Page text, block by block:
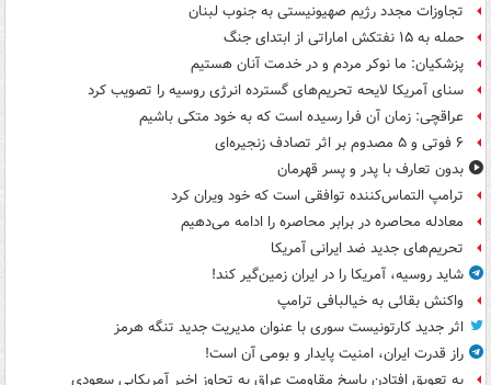
تجاوزات مجدد رژیم صهیونیستی به جنوب لبنان
حمله به ۱۵ نفتکش‌ اماراتی از ابتدای جنگ
پزشکیان: ما نوکر مردم و در خدمت آنان هستیم
سنای آمریکا لایحه تحریم‌های گسترده انرژی روسیه را تصویب کرد
عراقچی: زمان آن فرا رسیده است که به خود متکی باشیم
۶ فوتی و ۵ مصدوم بر اثر تصادف زنجیره‌ای
بدون تعارف با پدر و پسر قهرمان
ترامپ التماس‌کننده توافقی است که خود ویران کرد
معادله محاصره در برابر محاصره را ادامه می‌دهیم
تحریم‌های جدید ضد ایرانی آمریکا
شاید روسیه، آمریکا را در ایران زمین‌گیر کند!
واکنش بقائی به خیالبافی ترامپ
اثر جدید کارتونیست سوری با عنوان مدیریت جدید تنگه هرمز
راز قدرت ایران، امنیت پایدار و بومی آن است!
به تعویق افتادن پاسخ مقاومت عراق به تجاوز اخیر آمریکایی سعودی